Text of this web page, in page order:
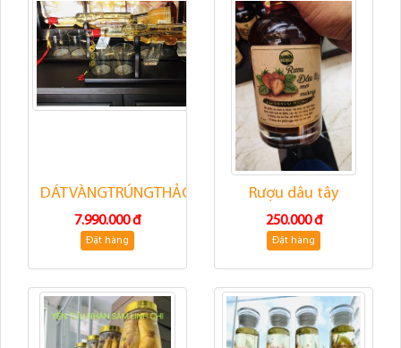
DÁTVÀNGTRÚNGTHẢOTỬUAKA
7.990.000 đ
Đặt hàng
Rượu dâu tây
250.000 đ
Đặt hàng